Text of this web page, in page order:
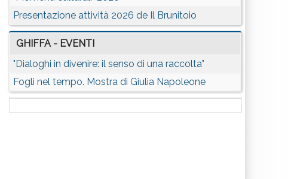
Presentazione attività 2026 de Il Brunitoio
GHIFFA - EVENTI
"Dialoghi in divenire: il senso di una raccolta"
Fogli nel tempo. Mostra di Giulia Napoleone